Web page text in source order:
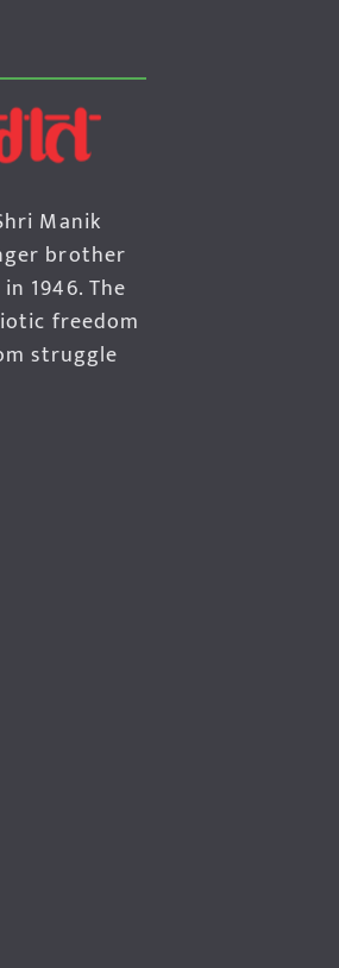
Manik
brother
1946. The
freedom
struggle